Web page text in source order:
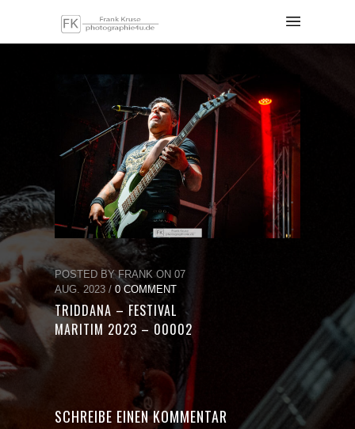
POSTED BY FRANK ON 07
AUG. 2023 / 0 COMMENT
TRIDDANA – FESTIVAL
MARITIM 2023 – 00002
SCHREIBE EINEN KOMMENTAR